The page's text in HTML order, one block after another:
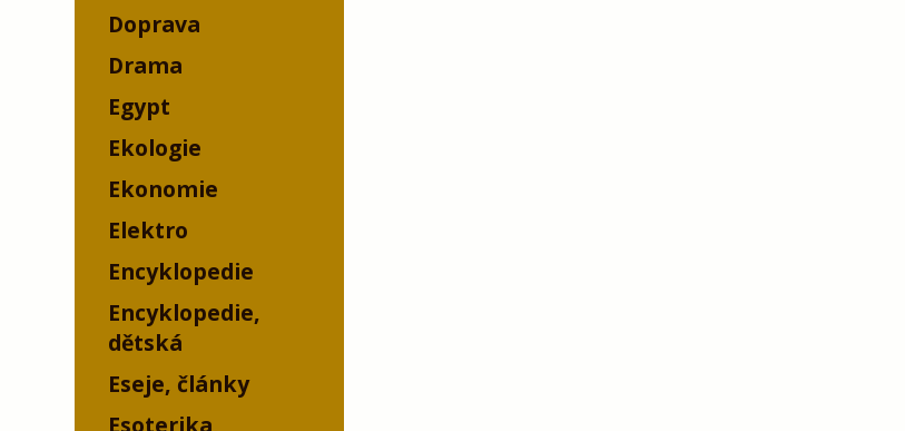
Doprava
Drama
Egypt
Ekologie
Ekonomie
Elektro
Encyklopedie
Encyklopedie,
dětská
Eseje, články